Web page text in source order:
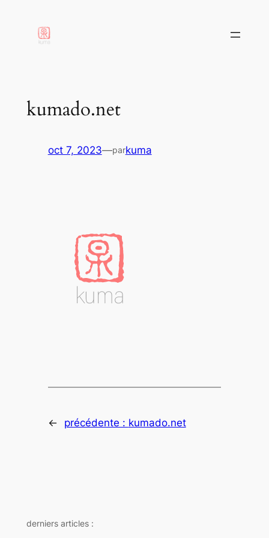
contenu
kumado.net
oct 7, 2023—parkuma
← précédente : kumado.net
derniers articles :